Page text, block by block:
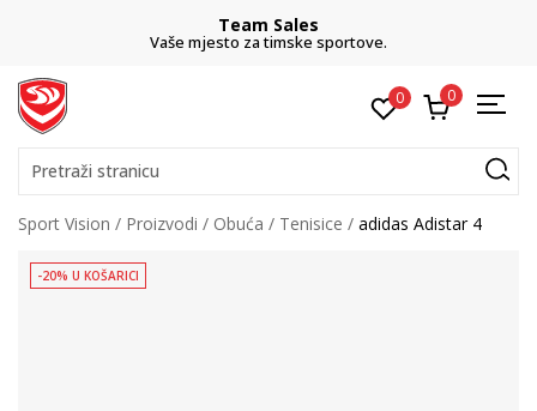
Team Sales
Vaše mjesto za timske sportove.
0 0
Pretraži stranicu
Sport Vision Proizvodi Obuća Tenisice adidas Adistar 4
-20% U KOŠARICI